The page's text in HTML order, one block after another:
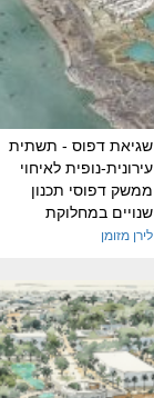
שגיאת דפוס - תשתית
עירונית-נופית לאיחוי
ממשק דפוסי תכנון
שנויים במחלוקת
לירן מזומן